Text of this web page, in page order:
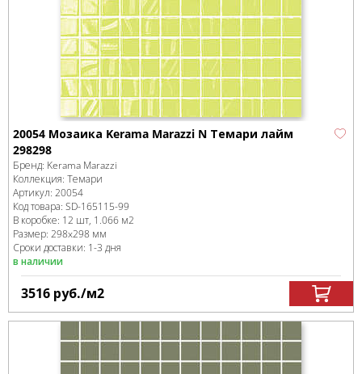
20054 Мозаика Kerama Marazzi N Темари лайм
298298
Бренд: Kerama Marazzi
Коллекция: Темари
Артикул: 20054
Код товара: SD-165115-99
В коробке: 12 шт, 1.066 м2
Размер: 298x298 мм
Сроки доставки: 1-3 дня
в наличии
3516 руб./м2